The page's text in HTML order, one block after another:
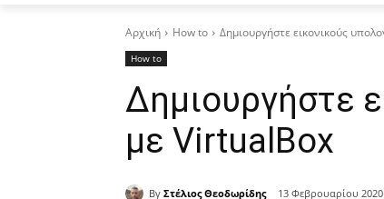
Αρχική How to Δημιουργήστε εικονικούς
How to
Δημιουργήστε
με VirtualBox
By Στέλιος Θεοδωρίδης 13 Φεβρουαρίου 2020